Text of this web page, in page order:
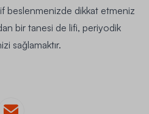
beslenmenizde dikkat etmeniz
bir tanesi de lifi, periyodik
sağlamaktır.